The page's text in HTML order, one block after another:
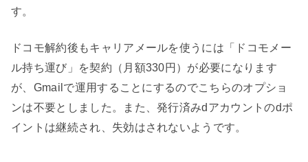
す。
ドコモ解約後もキャリアメールを使うには「ドコモメー
ル持ち運び」を契約（月額330円）が必要になります
が、Gmailで運用することにするのでこちらのオプショ
ンは不要としました。また、発行済みdアカウントのdポ
イントは継続され、失効はされないようです。